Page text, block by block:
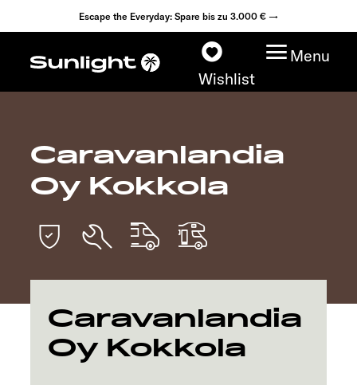
Escape the Everyday: Spare bis zu 3.000 € →
Wishlist
Menu
Modelle
Fahrzeugfinder
Händlersuche
Caravanlandia
Oy Kokkola
Caravanlandia
Oy Kokkola